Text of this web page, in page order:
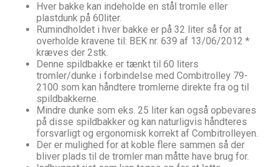
Hver bakke kan indeholde en stål tromle eller
plastdunk på 60liter.
Rumindholdet i hver bakke er på 32 liter så for at
overholde kravene til: BEK nr. 639 af 13/06/2012 *
kræves der 2stk.
Denne spildbakke er tænkt til 60 liters
tromler/dunke i forbindelse med Combitrolley 79-
2100 som kan håndtere tromlerne direkte fra og til
spildbakkerne.
Mindre dunke som eks. 25 liter kan også opbevares
på disse spildbakker og kan naturligvis håndteres
forsvarligt og ergonomisk korrekt af Combitrolleyen.
Der er mulighed for at koble flere sammen så der
bliver plads til de tromler man måtte have brug for.